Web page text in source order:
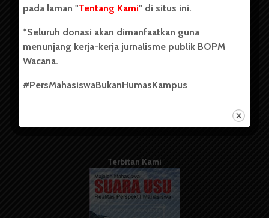
Kontribusi
Info Iklan
Pedoman Media Siber
Kode Etik Jurnalistik
Terbitan Kami
pada laman "Tentang Kami" di situs ini.
*Seluruh donasi akan dimanfaatkan guna
menunjang kerja-kerja jurnalisme publik BOPM
Wacana.
#PersMahasiswaBukanHumasKampus